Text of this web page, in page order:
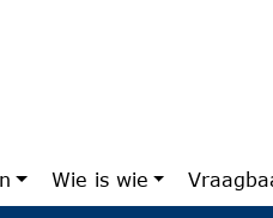
Wie is wie